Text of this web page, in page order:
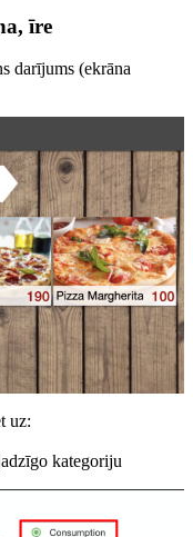
īre
darījums (ekrāna
uz:
kategoriju